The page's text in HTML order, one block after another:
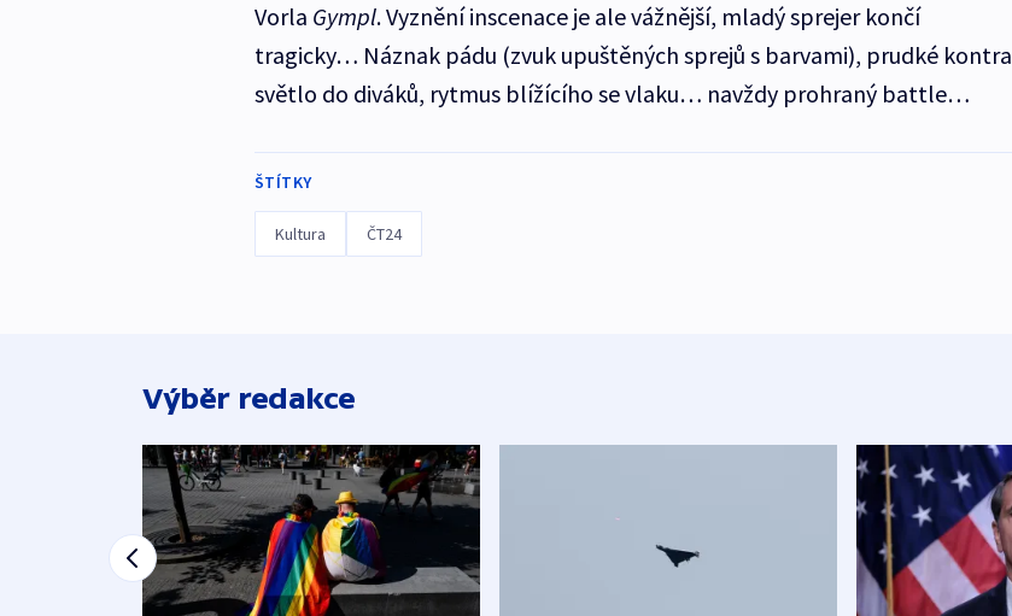
Vorla Gympl. Vyznění inscenace je ale vážnější, mladý sprejer končí
tragicky… Náznak pádu (zvuk upuštěných sprejů s barvami), prudké kontra
světlo do diváků, rytmus blížícího se vlaku… navždy prohraný battle…
ŠTÍTKY
Kultura ČT24
Výběr redakce